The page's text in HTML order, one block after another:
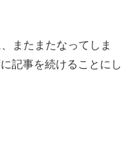
またまたなってしま
記事を続けることにし